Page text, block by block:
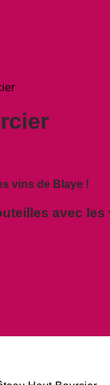
vins de Blaye !
avec